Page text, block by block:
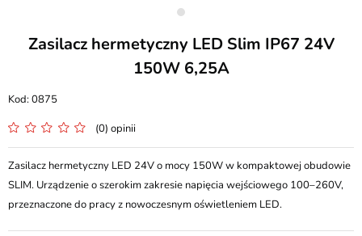
Zasilacz hermetyczny LED Slim IP67 24V
150W 6,25A
0875
(0) opinii
Zasilacz hermetyczny LED 24V o mocy 150W w kompaktowej obudowie
SLIM. Urządzenie o szerokim zakresie napięcia wejściowego 100–260V,
przeznaczone do pracy z nowoczesnym oświetleniem LED.